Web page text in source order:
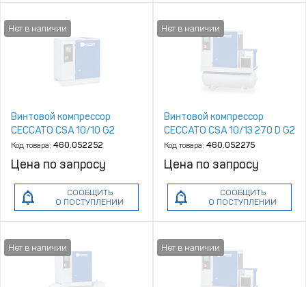
Винтовой компрессор
CECCATO CSA 10/10 G2
Код товара: 460.052252
Цена по запросу
СООБЩИТЬ
О ПОСТУПЛЕНИИ
Винтовой компрессор
CECCATO CSA 10/13 270 D G2
Код товара: 460.052275
Цена по запросу
СООБЩИТЬ
О ПОСТУПЛЕНИИ